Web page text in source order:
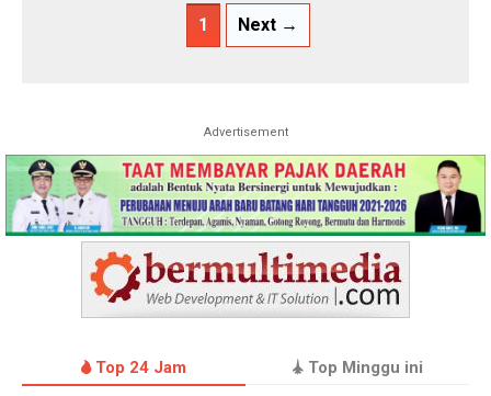
1 Next →
Advertisement
Top 24 Jam Top Minggu ini